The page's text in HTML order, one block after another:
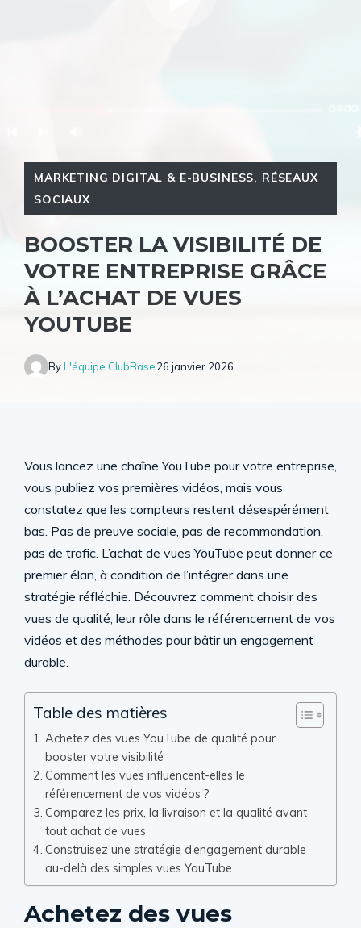
MARKETING DIGITAL & E-BUSINESS, RÉSEAUX
SOCIAUX
BOOSTER LA VISIBILITÉ DE
VOTRE ENTREPRISE GRÂCE
À L’ACHAT DE VUES
YOUTUBE
ByL'équipe ClubBase26 janvier 2026
Vous lancez une chaîne YouTube pour votre entreprise,
vous publiez vos premières vidéos, mais vous
constatez que les compteurs restent désespérément
bas. Pas de preuve sociale, pas de recommandation,
pas de trafic. L’achat de vues YouTube peut donner ce
premier élan, à condition de l’intégrer dans une
stratégie réfléchie. Découvrez comment choisir des
vues de qualité, leur rôle dans le référencement de vos
vidéos et des méthodes pour bâtir un engagement
durable.
Table des matières
Achetez des vues YouTube de qualité pour
booster votre visibilité
Comment les vues influencent-elles le
référencement de vos vidéos ?
Comparez les prix, la livraison et la qualité avant
tout achat de vues
Construisez une stratégie d’engagement durable
au-delà des simples vues YouTube
Achetez des vues